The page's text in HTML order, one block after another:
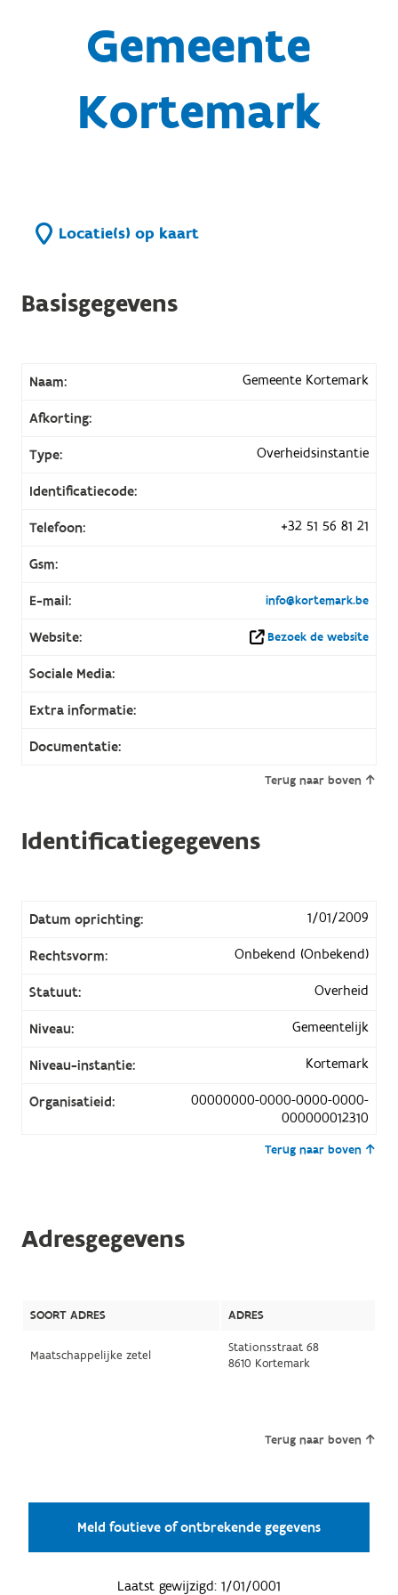
Gemeente
Kortemark
Locatie(s) op kaart
Basisgegevens
Naam: Gemeente Kortemark
Afkorting:
Type: Overheidsinstantie
Identificatiecode:
Telefoon: +32 51 56 81 21
Gsm:
E-mail: info@kortemark.be
Website: Bezoek de website
Sociale Media:
Extra informatie:
Documentatie:
Terug naar boven
Identificatiegegevens
Datum oprichting: 1/01/2009
Rechtsvorm: Onbekend (Onbekend)
Statuut: Overheid
Niveau: Gemeentelijk
Niveau-instantie: Kortemark
Organisatieid:
00000000-0000-0000-0000-
000000012310
Terug naar boven
Adresgegevens
SOORT ADRES ADRES
Maatschappelijke zetel
Stationsstraat 68
8610 Kortemark
Terug naar boven
Meld foutieve of ontbrekende gegevens
Laatst gewijzigd: 1/01/0001